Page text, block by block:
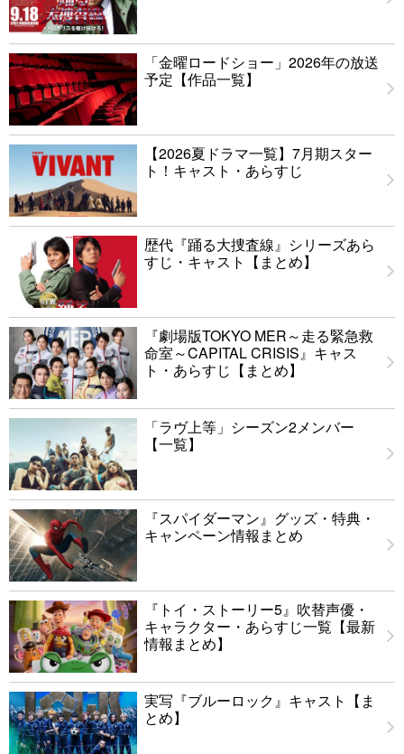
「金曜ロードショー」2026年の放送
予定【作品一覧】
【2026夏ドラマ一覧】7月期スター
ト！キャスト・あらすじ
歴代『踊る大捜査線』シリーズあら
すじ・キャスト【まとめ】
『劇場版TOKYO MER～走る緊急救
命室～CAPITAL CRISIS』キャス
ト・あらすじ【まとめ】
「ラヴ上等」シーズン2メンバー
【一覧】
『スパイダーマン』グッズ・特典・
キャンペーン情報まとめ
『トイ・ストーリー5』吹替声優・
キャラクター・あらすじ一覧【最新
情報まとめ】
実写『ブルーロック』キャスト【ま
とめ】